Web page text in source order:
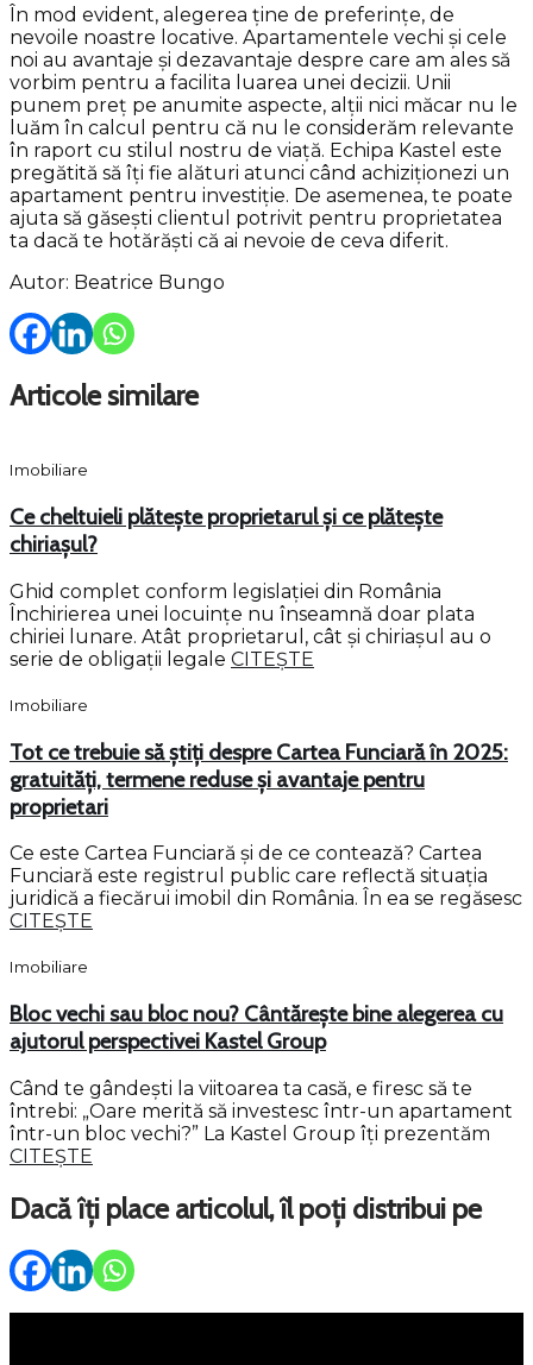
În mod evident, alegerea ține de preferințe, de
nevoile noastre locative. Apartamentele vechi și cele
noi au avantaje și dezavantaje despre care am ales să
vorbim pentru a facilita luarea unei decizii. Unii
punem preț pe anumite aspecte, alții nici măcar nu le
luăm în calcul pentru că nu le considerăm relevante
în raport cu stilul nostru de viață. Echipa Kastel este
pregătită să îți fie alături atunci când achiziționezi un
apartament pentru investiție. De asemenea, te poate
ajuta să găsești clientul potrivit pentru proprietatea
ta dacă te hotărăști că ai nevoie de ceva diferit.
Autor: Beatrice Bungo
Articole similare
Imobiliare
Ce cheltuieli plătește proprietarul și ce plătește
chiriașul?
Ghid complet conform legislației din România
Închirierea unei locuințe nu înseamnă doar plata
chiriei lunare. Atât proprietarul, cât și chiriașul au o
serie de obligații legale CITEȘTE
Imobiliare
Tot ce trebuie să știți despre Cartea Funciară în 2025:
gratuități, termene reduse și avantaje pentru
proprietari
Ce este Cartea Funciară și de ce contează? Cartea
Funciară este registrul public care reflectă situația
juridică a fiecărui imobil din România. În ea se regăsesc
CITEȘTE
Imobiliare
Bloc vechi sau bloc nou? Cântărește bine alegerea cu
ajutorul perspectivei Kastel Group
Când te gândești la viitoarea ta casă, e firesc să te
întrebi: „Oare merită să investesc într-un apartament
într-un bloc vechi?” La Kastel Group îți prezentăm
CITEȘTE
Dacă îți place articolul, îl poți distribui pe